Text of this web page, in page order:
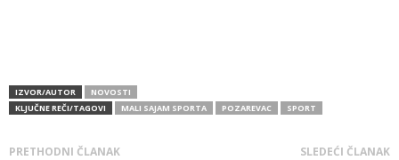
IZVOR/AUTOR
NOVOSTI
KLJUČNE REČI/TAGOVI
MALI SAJAM SPORTA POZAREVAC SPORT
PRETHODNI ČLANAK SLEDEĆI ČLANAK